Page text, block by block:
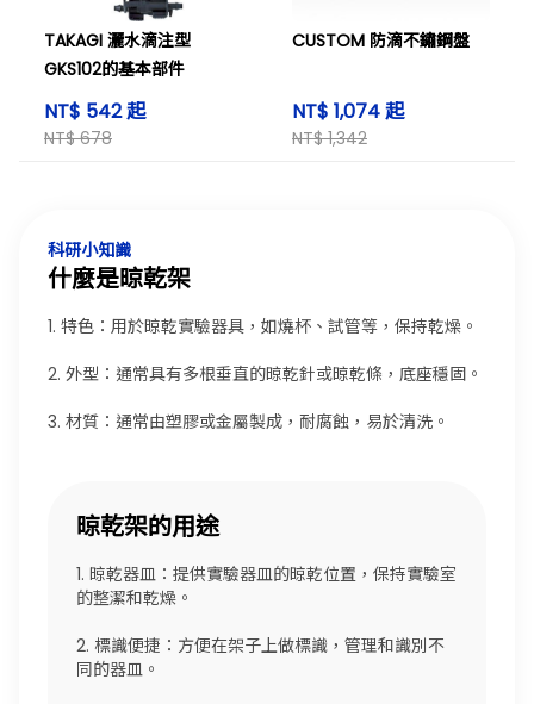
TAKAGI 灑水滴注型
GKS102的基本部件
NT$ 542 起
NT$ 678
CUSTOM 防滴不鏽鋼盤
NT$ 1,074 起
NT$ 1,342
科研小知識
什麼是晾乾架
1. 特色：用於晾乾實驗器具，如燒杯、試管等，保持乾燥。
2. 外型：通常具有多根垂直的晾乾針或晾乾條，底座穩固。
3. 材質：通常由塑膠或金屬製成，耐腐蝕，易於清洗。
晾乾架的用途
1. 晾乾器皿：提供實驗器皿的晾乾位置，保持實驗室
的整潔和乾燥。
2. 標識便捷：方便在架子上做標識，管理和識別不
同的器皿。